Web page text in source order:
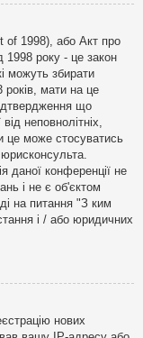
of 1998), або Акт про
1998 року - це закон
можуть збирати
років, мати на це
що
неповнолітніх,
це може стосуватись
даної конференції не
і не є об'єктом
на питання "З ким
і / або юридичних
нових